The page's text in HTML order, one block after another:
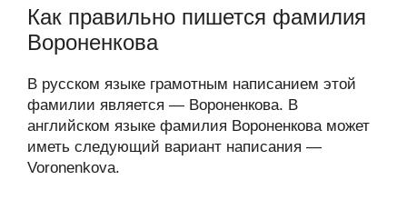
Как правильно пишется фамилия
Вороненкова
В русском языке грамотным написанием этой
фамилии является — Вороненкова. В
английском языке фамилия Вороненкова может
иметь следующий вариант написания —
Voronenkova.